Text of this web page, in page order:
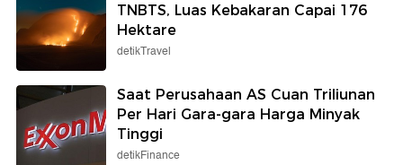
TNBTS, Luas Kebakaran Capai 176
Hektare
detikTravel
Saat Perusahaan AS Cuan Triliunan
Per Hari Gara-gara Harga Minyak
Tinggi
detikFinance